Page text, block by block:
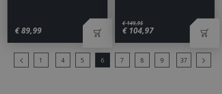
€89,99
€ 149,95
€ 104,97
1 4 5 6 7 8 9 37